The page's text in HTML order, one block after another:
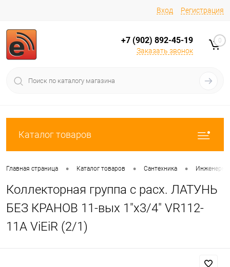
Вход Регистрация
+7 (902) 892-45-19
Заказать звонок
0
Каталог товаров
Главная страница • Каталог товаров • Сантехника •
Коллекторная группа с расх. ЛАТУНЬ
БЕЗ КРАНОВ 11-вых 1"x3/4" VR112-
11A ViEiR (2/1)